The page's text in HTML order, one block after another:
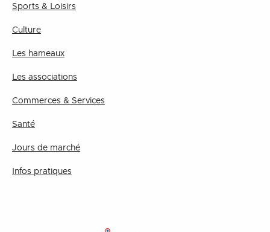
Sports & Loisirs
Culture
Les hameaux
Les associations
Commerces & Services
Santé
Jours de marché
Infos pratiques